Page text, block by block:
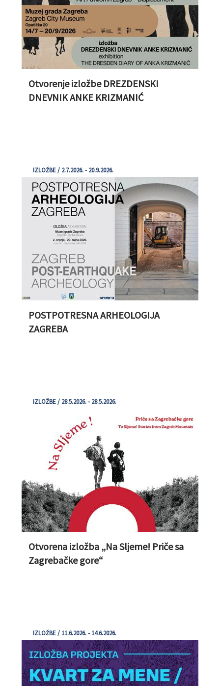
Otvorenje izložbe DREZDENSKI
DNEVNIK ANKE KRIZMANIĆ
IZLOŽBE / 2.7.2026. - 20.9.2026.
POSTPOTRESNA ARHEOLOGIJA
ZAGREBA
IZLOŽBE / 28.5.2026. - 28.5.2026.
Otvorena izložba „Na Sljeme! Priče sa
Zagrebačke gore“
IZLOŽBE / 11.6.2026. - 14.6.2026.